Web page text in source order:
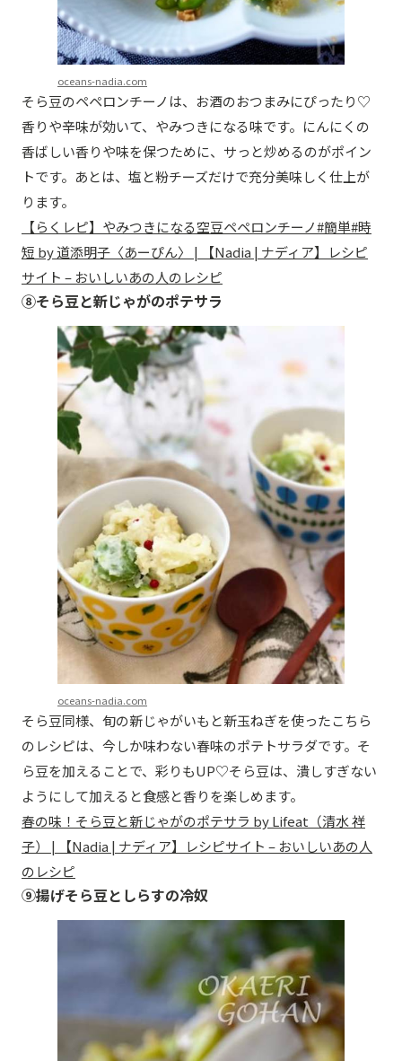
oceans-nadia.com
そら豆のペペロンチーノは、お酒のおつまみにぴったり♡
香りや辛味が効いて、やみつきになる味です。にんにくの
香ばしい香りや味を保つために、サっと炒めるのがポイン
トです。あとは、塩と粉チーズだけで充分美味しく仕上が
ります。
【らくレピ】やみつきになる空豆ペペロンチーノ#簡単#時
短 by 道添明子〈あーぴん〉 | 【Nadia | ナディア】レシピ
サイト – おいしいあの人のレシピ
⑧そら豆と新じゃがのポテサラ
oceans-nadia.com
そら豆同様、旬の新じゃがいもと新玉ねぎを使ったこちら
のレシピは、今しか味わない春味のポテトサラダです。そ
ら豆を加えることで、彩りもUP♡そら豆は、潰しすぎない
ようにして加えると食感と香りを楽しめます。
春の味！そら豆と新じゃがのポテサラ by Lifeat（清水 祥
子） | 【Nadia | ナディア】レシピサイト – おいしいあの人
のレシピ
⑨揚げそら豆としらすの冷奴